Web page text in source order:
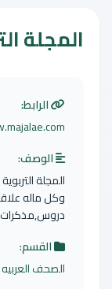
المجلة
الرابط:
الوصف:
المجلة
وكل ماله
القسم:
الصحف العربيه